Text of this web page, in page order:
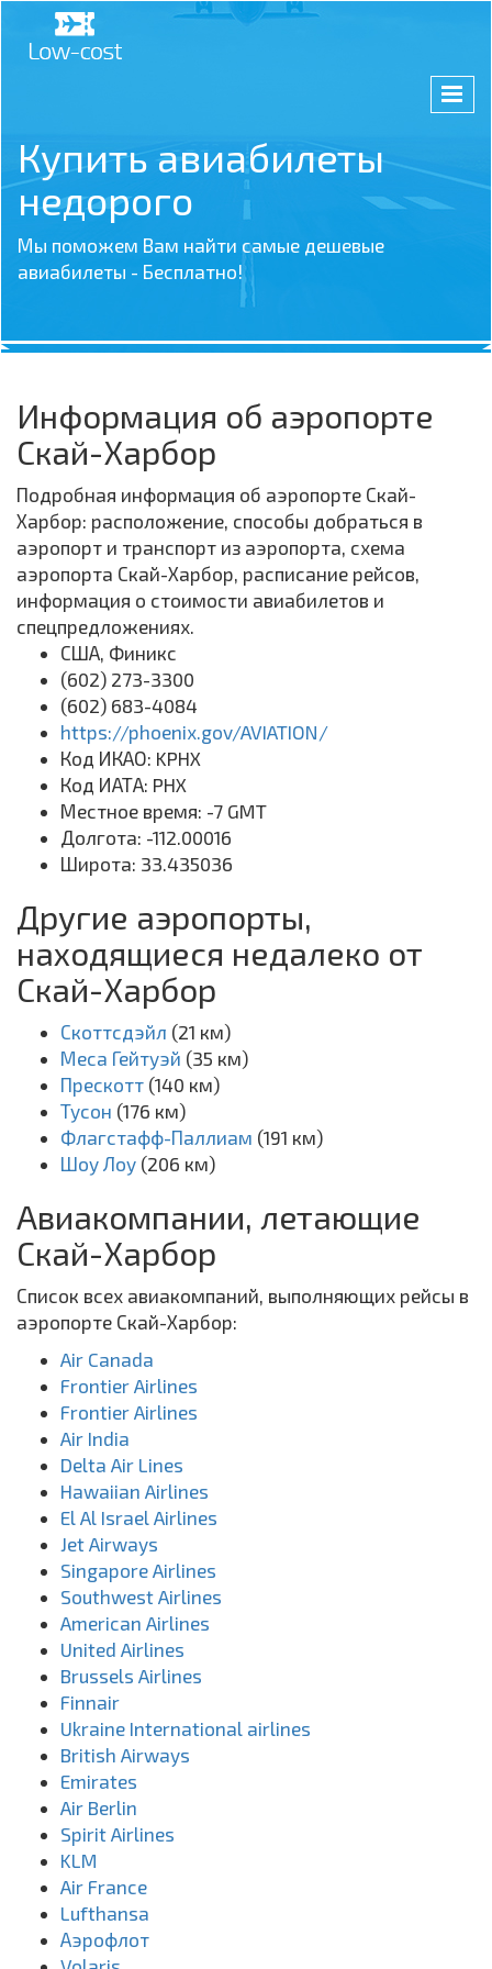
Купить авиабилеты
недорого
Мы поможем Вам найти самые дешевые
авиабилеты - Бесплатно!
Информация об аэропорте
Скай-Харбор
Подробная информация об аэропорте Скай-
Харбор: расположение, способы добраться в
аэропорт и транспорт из аэропорта, схема
аэропорта Скай-Харбор, расписание рейсов,
информация о стоимости авиабилетов и
спецпредложениях.
США, Финикс
(602) 273-3300
(602) 683-4084
https://phoenix.gov/AVIATION/
Код ИКАО: KPHX
Код ИАТА: PHX
Местное время: -7 GMT
Долгота: -112.00016
Широта: 33.435036
Другие аэропорты,
находящиеся недалеко от
Скай-Харбор
Скоттсдэйл (21 км)
Меса Гейтуэй (35 км)
Прескотт (140 км)
Тусон (176 км)
Флагстафф-Паллиам (191 км)
Шоу Лоу (206 км)
Авиакомпании, летающие
Скай-Харбор
Список всех авиакомпаний, выполняющих рейсы в
аэропорте Скай-Харбор:
Air Canada
Frontier Airlines
Frontier Airlines
Air India
Delta Air Lines
Hawaiian Airlines
El Al Israel Airlines
Jet Airways
Singapore Airlines
Southwest Airlines
American Airlines
United Airlines
Brussels Airlines
Finnair
Ukraine International airlines
British Airways
Emirates
Air Berlin
Spirit Airlines
KLM
Air France
Lufthansa
Аэрофлот